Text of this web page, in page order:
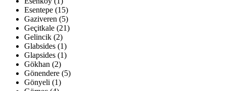
Esentepe (15)
Gaziveren (5)
Geçitkale (21)
Gelincik (2)
Glabsides (1)
Glapsides (1)
Gökhan (2)
Gönendere (5)
Gönyeli (1)